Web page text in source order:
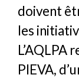
doivent
les
L’AQLPA
PIEVA,